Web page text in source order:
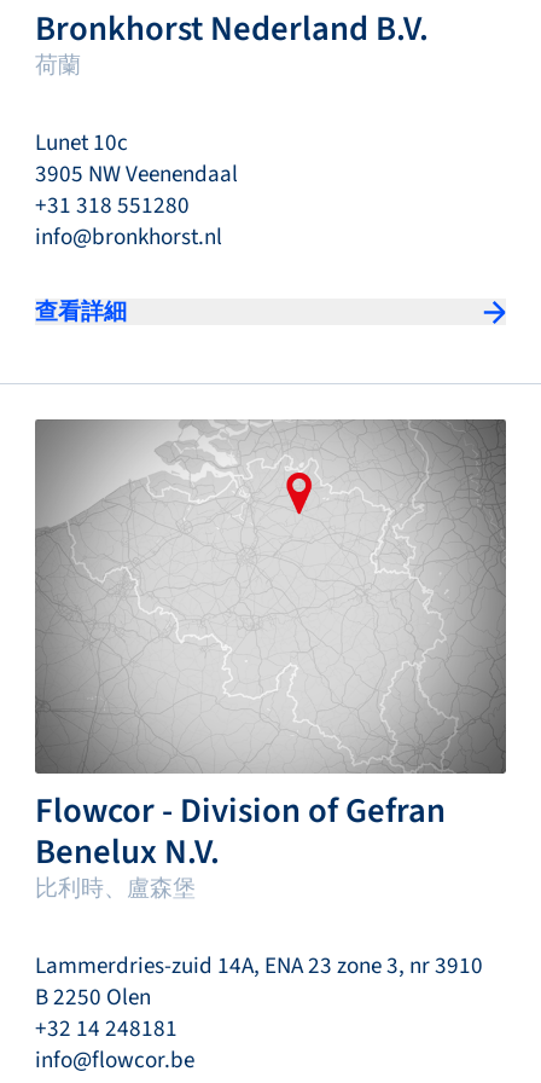
Bronkhorst Nederland B.V.
荷蘭
Lunet 10c
3905 NW Veenendaal
+31 318 551280
info@bronkhorst.nl
查看詳細
Flowcor - Division of Gefran
Benelux N.V.
比利時、盧森堡
Lammerdries-zuid 14A, ENA 23 zone 3, nr 3910
B 2250 Olen
+32 14 248181
info@flowcor.be